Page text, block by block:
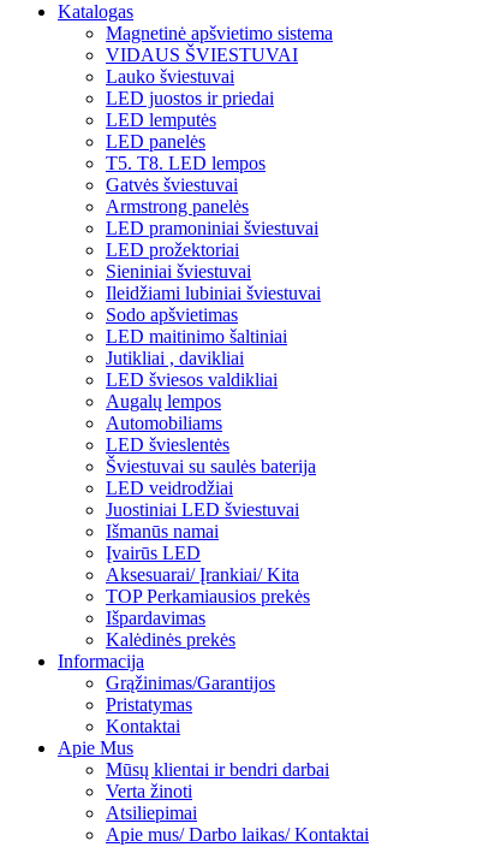
Katalogas
Magnetinė apšvietimo sistema
VIDAUS ŠVIESTUVAI
Lauko šviestuvai
LED juostos ir priedai
LED lemputės
LED panelės
T5. T8. LED lempos
Gatvės šviestuvai
Armstrong panelės
LED pramoniniai šviestuvai
LED prožektoriai
Sieniniai šviestuvai
Ileidžiami lubiniai šviestuvai
Sodo apšvietimas
LED maitinimo šaltiniai
Jutikliai , davikliai
LED šviesos valdikliai
Augalų lempos
Automobiliams
LED švieslentės
Šviestuvai su saulės baterija
LED veidrodžiai
Juostiniai LED šviestuvai
Išmanūs namai
Įvairūs LED
Aksesuarai/ Įrankiai/ Kita
TOP Perkamiausios prekės
Išpardavimas
Kalėdinės prekės
Informacija
Grąžinimas/Garantijos
Pristatymas
Kontaktai
Apie Mus
Mūsų klientai ir bendri darbai
Verta žinoti
Atsiliepimai
Apie mus/ Darbo laikas/ Kontaktai